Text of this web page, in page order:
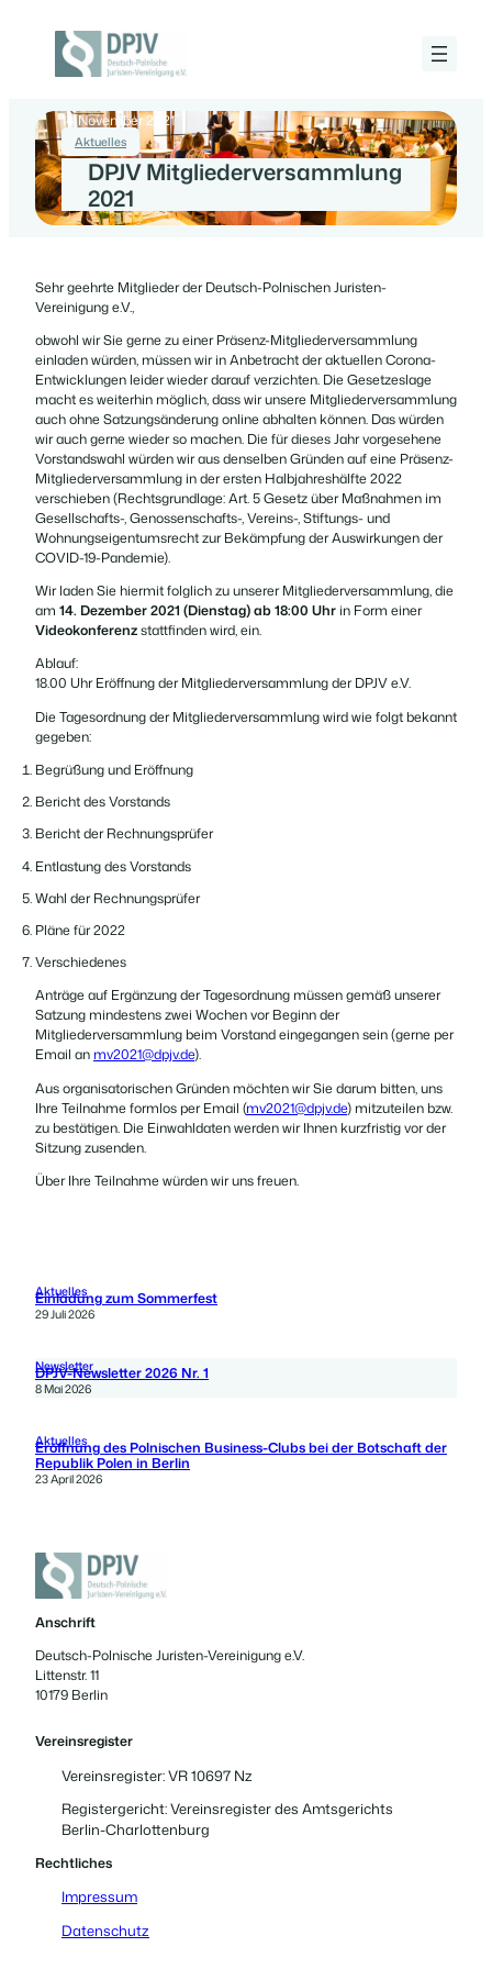
Deutsch-
Polnische
Vereinigung
e.V.
14 November 2021
Aktuelles
DPJV Mitgliederversammlung
2021
Sehr geehrte Mitglieder der Deutsch-Polnischen Juristen-
Vereinigung e.V.,
obwohl wir Sie gerne zu einer Präsenz-Mitgliederversammlung
einladen würden, müssen wir in Anbetracht der aktuellen Corona-
Entwicklungen leider wieder darauf verzichten. Die Gesetzeslage
macht es weiterhin möglich, dass wir unsere Mitgliederversammlung
auch ohne Satzungsänderung online abhalten können. Das würden
wir auch gerne wieder so machen. Die für dieses Jahr vorgesehene
Vorstandswahl würden wir aus denselben Gründen auf eine Präsenz-
Mitgliederversammlung in der ersten Halbjahreshälfte 2022
verschieben (Rechtsgrundlage: Art. 5 Gesetz über Maßnahmen im
Gesellschafts-, Genossenschafts-, Vereins-, Stiftungs- und
Wohnungseigentumsrecht zur Bekämpfung der Auswirkungen der
COVID-19-Pandemie).
Wir laden Sie hiermit folglich zu unserer Mitgliederversammlung, die
am 14. Dezember 2021 (Dienstag) ab 18:00 Uhr in Form einer
Videokonferenzstattfinden wird, ein.
Ablauf:
18.00 Uhr Eröffnung der Mitgliederversammlung der DPJV e.V.
Die Tagesordnung der Mitgliederversammlung wird wie folgt bekannt
gegeben:
Begrüßung und Eröffnung
Bericht des Vorstands
Bericht der Rechnungsprüfer
Entlastung des Vorstands
Wahl der Rechnungsprüfer
Pläne für 2022
Verschiedenes
Anträge auf Ergänzung der Tagesordnung müssen gemäß unserer
Satzung mindestens zwei Wochen vor Beginn der
Mitgliederversammlung beim Vorstand eingegangen sein (gerne per
Email an mv2021@dpjv.de).
Aus organisatorischen Gründen möchten wir Sie darum bitten, uns
Ihre Teilnahme formlos per Email (mv2021@dpjv.de) mitzuteilen bzw.
zu bestätigen. Die Einwahldaten werden wir Ihnen kurzfristig vor der
Sitzung zusenden.
Über Ihre Teilnahme würden wir uns freuen.
Aktuelles
Einladung zum Sommerfest
29 Juli 2026
Newsletter
DPJV-Newsletter 2026 Nr. 1
8 Mai 2026
Aktuelles
Eröffnung des Polnischen Business-Clubs bei der Botschaft der
Republik Polen in Berlin
23 April 2026
Anschrift
Deutsch-Polnische Juristen-Vereinigung e.V.
Littenstr. 11
10179 Berlin
Vereinsregister
Vereinsregister: VR 10697 Nz
Registergericht: Vereinsregister des Amtsgerichts
Berlin-Charlottenburg
Rechtliches
Impressum
Datenschutz